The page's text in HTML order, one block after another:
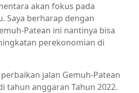
akan fokus pada
Saya berharap dengan
Patean ini nantinya bisa
perekonomian di
jalan Gemuh-Patean
tahun anggaran Tahun 2022.